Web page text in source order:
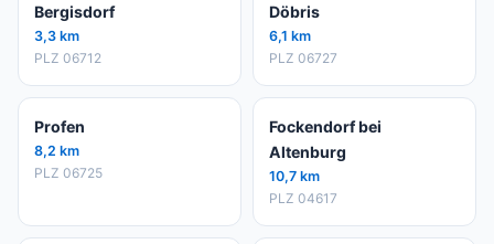
Bergisdorf
3,3 km
PLZ 06712
Döbris
6,1 km
PLZ 06727
Profen
8,2 km
PLZ 06725
Fockendorf bei
Altenburg
10,7 km
PLZ 04617